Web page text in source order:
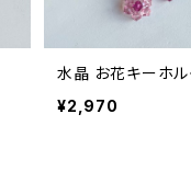
水晶 お花キーホ
¥2,970